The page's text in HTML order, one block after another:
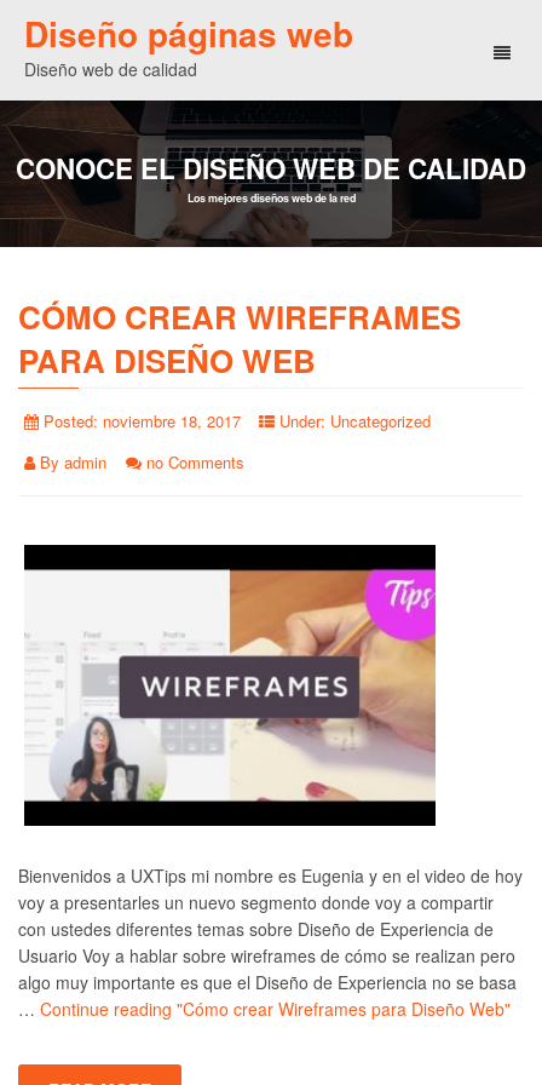
Diseño páginas web
Diseño web de calidad
CONOCE EL DISEÑO WEB DE CALIDAD
Los mejores diseños web de la red
CÓMO CREAR WIREFRAMES
PARA DISEÑO WEB
Posted: noviembre 18, 2017 Under: Uncategorized
By admin no Comments
Bienvenidos a UXTips mi nombre es Eugenia y en el video de hoy
voy a presentarles un nuevo segmento donde voy a compartir
con ustedes diferentes temas sobre Diseño de Experiencia de
Usuario Voy a hablar sobre wireframes de cómo se realizan pero
algo muy importante es que el Diseño de Experiencia no se basa
… Continue reading "Cómo crear Wireframes para Diseño Web"